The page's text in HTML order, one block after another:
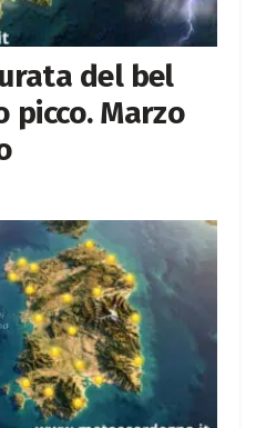
del bel
picco. Marzo